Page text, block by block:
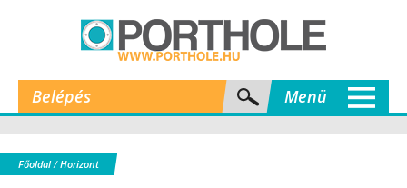
Belépés Menü
Főoldal/Horizont